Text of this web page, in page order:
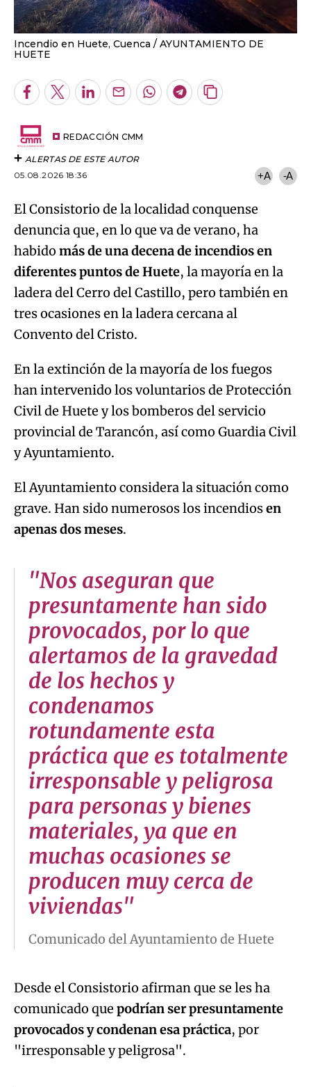
Incendio en Huete, Cuenca
AYUNTAMIENTO DE
HUETE
Facebook
TwitterLinkedInEnviarWhatsapp
Telegram
Copiar
REDACCIÓN CMM
ALERTAS DE ESTE AUTOR
05.08.2026 18:36
+A -A
El Consistorio de la localidad conquense
denuncia que, en lo que va de verano, ha
habido más de una decena de incendios en
diferentes puntos de Huete, la mayoría en la
ladera del Cerro del Castillo, pero también en
tres ocasiones en la ladera cercana al
Convento del Cristo.
En la extinción de la mayoría de los fuegos
han intervenido los voluntarios de Protección
Civil de Huete y los bomberos del servicio
provincial de Tarancón, así como Guardia Civil
y Ayuntamiento.
El Ayuntamiento considera la situación como
grave. Han sido numerosos los incendiosen
apenas dos meses.
"Nos aseguran que
presuntamente han sido
provocados, por lo que
alertamos de la gravedad
de los hechos y
condenamos
rotundamente esta
práctica que es totalmente
irresponsable y peligrosa
para personas y bienes
materiales, ya que en
muchas ocasiones se
producen muy cerca de
viviendas"
Comunicado del Ayuntamiento de Huete
Desde el Consistorio afirman que se les ha
comunicado que podrían ser presuntamente
provocados y condenan esa práctica, por
"irresponsable y peligrosa".